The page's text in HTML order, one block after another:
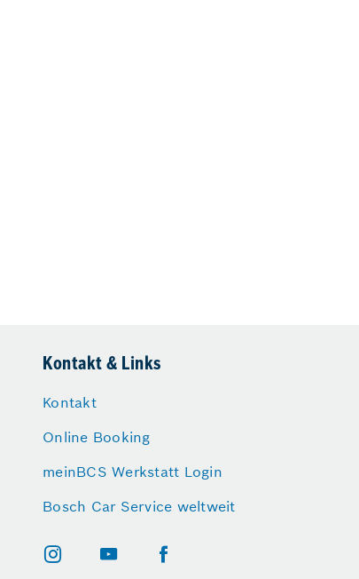
Kontakt & Links
Kontakt
Online Booking
meinBCS Werkstatt Login
Bosch Car Service weltweit